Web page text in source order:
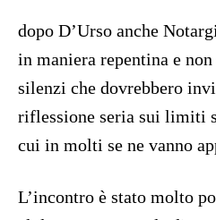
dopo D’Urso anche
in maniera repentina e
silenzi che dovrebbero
riflessione seria sui limiti
cui in molti se ne vanno
L’incontro è stato molto